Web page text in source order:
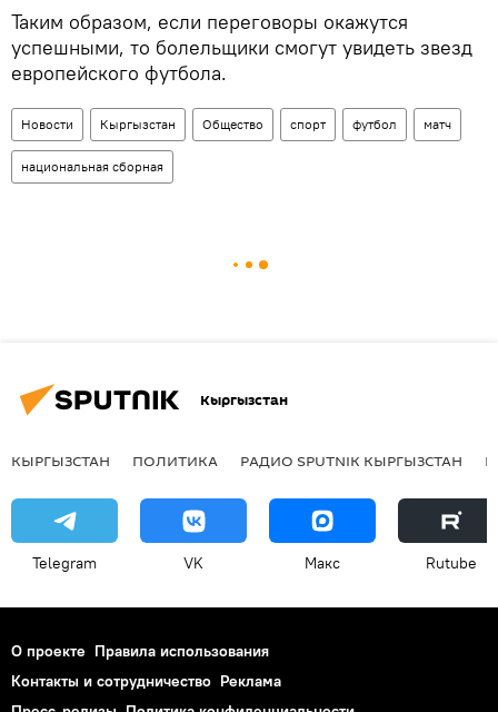
Таким образом, если переговоры окажутся
успешными, то болельщики смогут увидеть звезд
европейского футбола.
Новости Кыргызстан Общество спорт футбол матч
национальная сборная
Кыргызстан
КЫРГЫЗСТАН ПОЛИТИКА РАДИО SPUTNIK КЫРГЫЗСТАН
Telegram VK Макс Rutube
О проекте Правила использования
Контакты и сотрудничество Реклама